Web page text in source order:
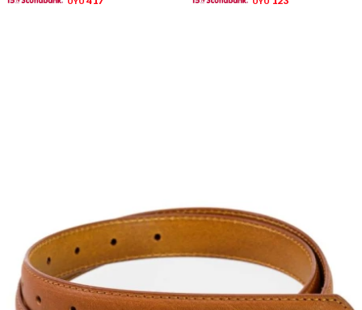
Cómo comprar
Envíos, cambios y devoluciones
Trabaja con nosotros